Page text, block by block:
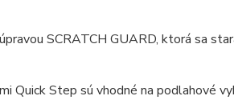
SCRATCH GUARD, ktorá sa
Quick Step sú vhodné na podlahové